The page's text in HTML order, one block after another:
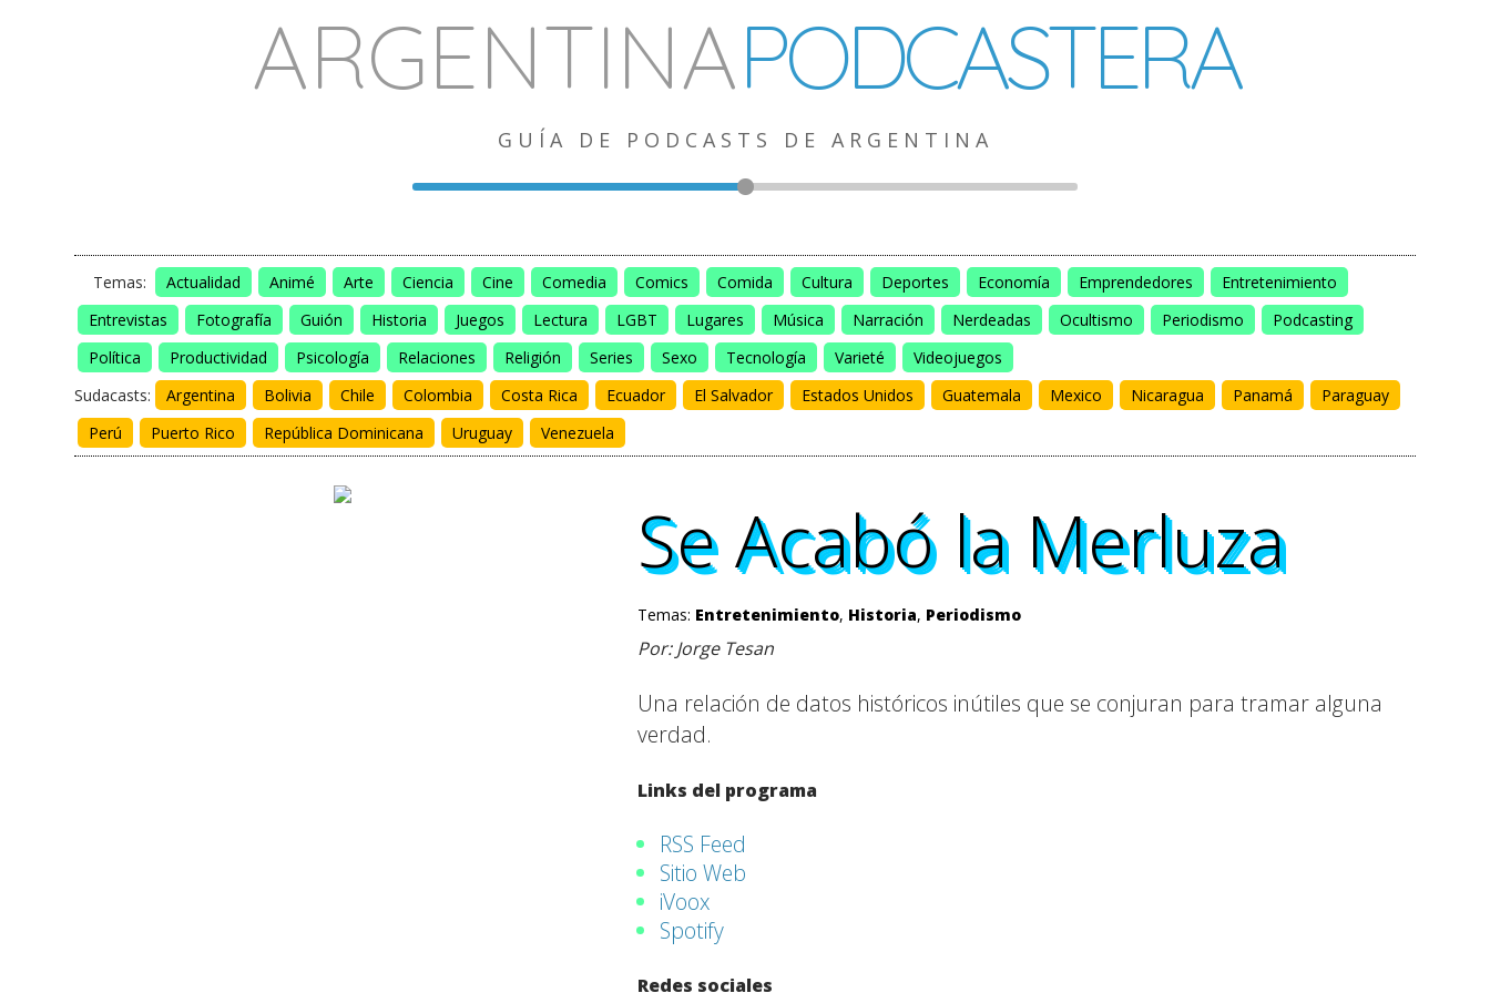
ARGENTINAPODCASTERA
GUÍA DE PODCASTS DE ARGENTINA
Temas: Actualidad Animé Arte Ciencia Cine Comedia Comics Comida Cultura Deportes Economía Emprendedores
Entretenimiento
Entrevistas
Fotografía Guión Historia Juegos Lectura LGBT Lugares Música Narración Nerdeadas Ocultismo Periodismo
Podcasting
Política
Productividad Psicología Relaciones Religión Series Sexo Tecnología Varieté
Videojuegos
Sudacasts:
Argentina Bolivia Chile Colombia Costa Rica Ecuador El Salvador Estados Unidos Guatemala Mexico Nicaragua Panamá
Paraguay
Perú
Puerto Rico República Dominicana Uruguay Venezuela
Se Acabó la Merluza
Se Acabó la Merluza
Se Acabó la Merluza
Se Acabó la Merluza
Temas: Entretenimiento, Historia, Periodismo
Por: Jorge Tesan
Una relación de datos históricos inútiles que se conjuran para tramar alguna
verdad.
Links del programa
RSS Feed
Sitio Web
iVoox
Spotify
Redes sociales